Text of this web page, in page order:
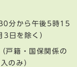
分から午後5時15
日を除く）
戸籍・国保関係の
のみ）